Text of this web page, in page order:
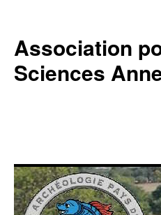
Association
Sciences